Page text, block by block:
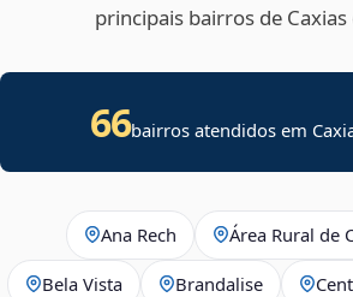
principais bairros de Caxias
66bairros atendidos em
Ana Rech Área Rural de
Bela Vista Brandalise